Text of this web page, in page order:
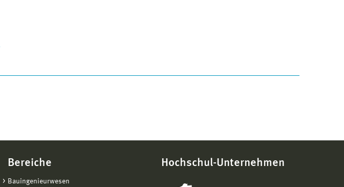
Bereiche
Bauingenieurwesen
Hochschul-Unternehmen